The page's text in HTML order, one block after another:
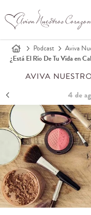
Podcast
Aviva
¿Está El Río De Tu Vida en
AVIVA
4 de